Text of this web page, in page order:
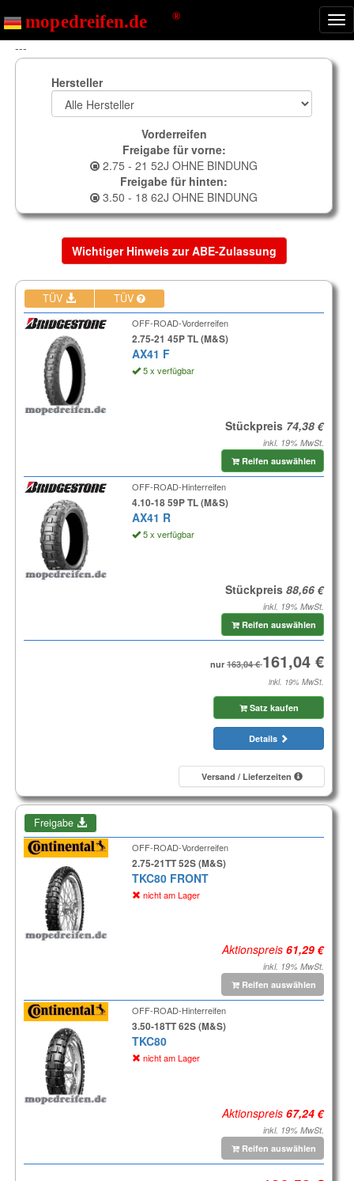
---
Hersteller
Vorderreifen
Freigabe für vorne:
2.75 - 21 52J OHNE BINDUNG
Freigabe für hinten:
3.50 - 18 62J OHNE BINDUNG
Wichtiger Hinweis zur ABE-Zulassung
TÜV TÜV
OFF-ROAD-Vorderreifen
2.75-21 45P TL (M&S)
AX41 F
5 x verfügbar
Stückpreis
inkl. 19% MwSt.
Reifen auswählen
OFF-ROAD-Hinterreifen
4.10-18 59P TL (M&S)
AX41 R
5 x verfügbar
Stückpreis
inkl. 19% MwSt.
Reifen auswählen
nur
inkl. 19% MwSt.
Satz kaufen
Details
Versand / Lieferzeiten
Freigabe
OFF-ROAD-Vorderreifen
2.75-21TT 52S (M&S)
TKC80 FRONT
nicht am Lager
Aktionspreis
inkl. 19% MwSt.
Reifen auswählen
OFF-ROAD-Hinterreifen
3.50-18TT 62S (M&S)
TKC80
nicht am Lager
Aktionspreis
inkl. 19% MwSt.
Reifen auswählen